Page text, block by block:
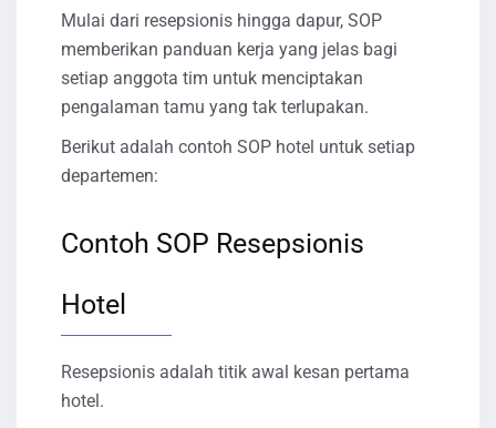
Mulai dari resepsionis hingga dapur, SOP
memberikan panduan kerja yang jelas bagi
setiap anggota tim untuk menciptakan
pengalaman tamu yang tak terlupakan.
Berikut adalah contoh SOP hotel untuk setiap
departemen:
Contoh SOP Resepsionis
Hotel
Resepsionis adalah titik awal kesan pertama
hotel.